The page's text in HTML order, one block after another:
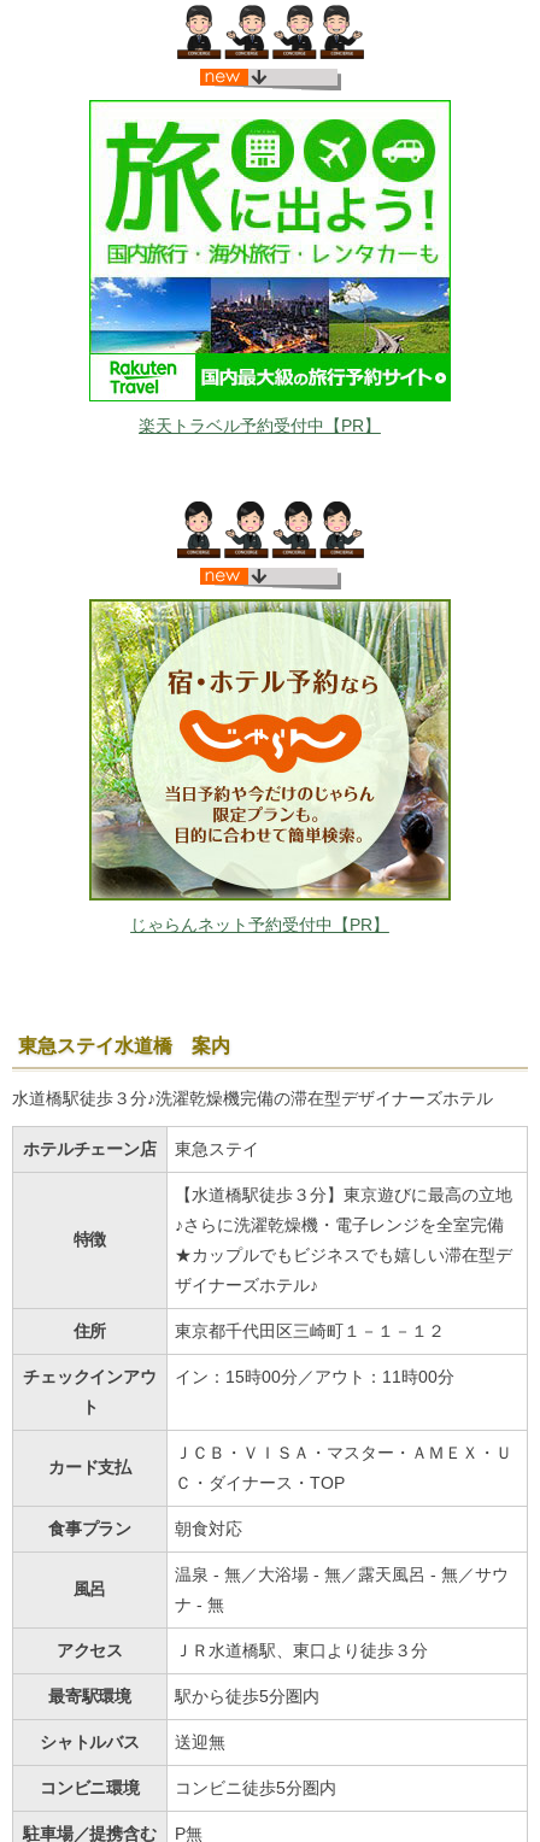
楽天トラベル予約受付中【PR】
じゃらんネット予約受付中【PR】
東急ステイ水道橋 案内
水道橋駅徒歩３分♪洗濯乾燥機完備の滞在型デザイナーズホテル
ホテルチェーン店 東急ステイ
特徴
【水道橋駅徒歩３分】東京遊びに最高の立地
♪さらに洗濯乾燥機・電子レンジを全室完備
★カップルでもビジネスでも嬉しい滞在型デ
ザイナーズホテル♪
住所 東京都千代田区三崎町１－１－１２
チェックインアウ
ト
イン：15時00分／アウト：11時00分
カード支払
ＪＣＢ・ＶＩＳＡ・マスター・ＡＭＥＸ・Ｕ
Ｃ・ダイナース・TOP
食事プラン 朝食対応
風呂
温泉 - 無／大浴場 - 無／露天風呂 - 無／サウ
ナ - 無
アクセス ＪＲ水道橋駅、東口より徒歩３分
最寄駅環境 駅から徒歩5分圏内
シャトルバス 送迎無
コンビニ環境 コンビニ徒歩5分圏内
駐車場／提携含む P無